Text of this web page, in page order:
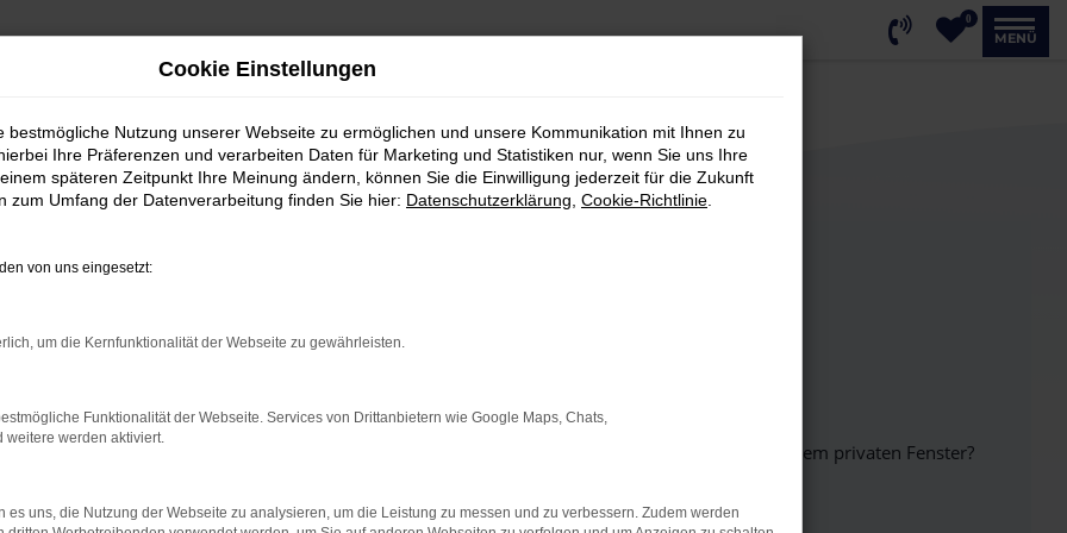
0
MENÜ
bestimmter Seiten verhindern. Funktioniert die Seite in einem anderen Browser oder in einem privaten Fenster?
beheben.
Cookie Einstellungen
bestmögliche Nutzung unserer Webseite zu ermöglichen und unsere Kommunikation mit Ihnen zu
Ihre Präferenzen und verarbeiten Daten für Marketing und Statistiken nur, wenn Sie uns Ihre
späteren Zeitpunkt Ihre Meinung ändern, können Sie die Einwilligung jederzeit für die Zukunft
zum Umfang der Datenverarbeitung finden Sie hier: Datenschutzerklärung Cookie-Richtlinie
von uns eingesetzt:
um die Kernfunktionalität der Webseite zu gewährleisten.
Funktionalität der Webseite. Services von Drittanbietern wie Google Maps, Chats,
weitere werden aktiviert.
es uns, die Nutzung der Webseite zu analysieren, um die Leistung zu messen und zu verbessern. Zudem werden